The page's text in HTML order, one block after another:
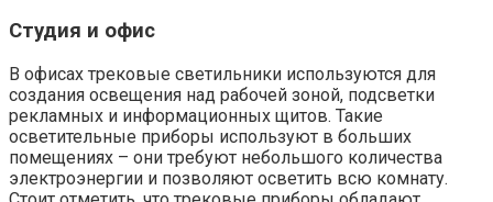
Студия и офис
В офисах трековые светильники используются для
создания освещения над рабочей зоной, подсветки
рекламных и информационных щитов. Такие
осветительные приборы используют в больших
помещениях – они требуют небольшого количества
электроэнергии и позволяют осветить всю комнату.